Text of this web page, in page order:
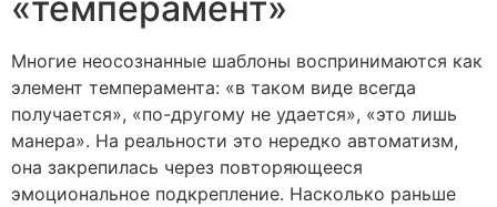
Многие неосознанные шаблоны воспринимаются как
элемент темперамента: «в таком виде всегда
получается», «по-другому не удается», «это лишь
манера». На реальности это нередко автоматизм,
она закрепилась через повторяющееся
эмоциональное подкрепление. Насколько раньше